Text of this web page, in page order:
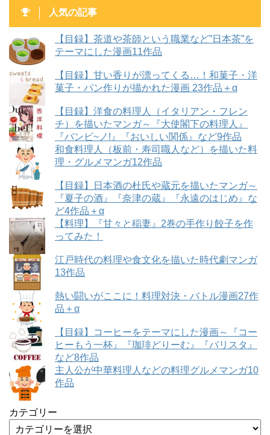
人気の記事
【目録】茶道や茶師という職業など”日本茶”を
テーマにした漫画11作品
【目録】甘い香りが漂ってくる…！和菓子・洋
菓子・パン作りが描かれた漫画 23作品＋α
【目録】洋食の料理人（イタリアン・フレン
チ）を描いたマンガ～『大使閣下の料理人』
『バンビ~ノ!』『おいしい関係』など9作品
和食料理人（板前・寿司職人など）を描いた料
理・グルメマンガ12作品
【目録】日本酒の杜氏や蔵元を描いたマンガ～
『夏子の酒』『奈津の蔵』『永遠のはじめ』な
ど4作品＋α
【料理】『甘々と稲妻』2巻の手作り餃子を作
ってみた！
江戸時代の料理や食文化を描いた時代劇マンガ
13作品
熱い闘いがここに！料理対決・バトル漫画27作
品＋α
【目録】コーヒーをテーマにした漫画～『コー
ヒーもう一杯』『珈琲どりーむ』『バリスタ』
など8作品
主人公が中華料理人などの料理グルメマンガ10
作品
カテゴリー